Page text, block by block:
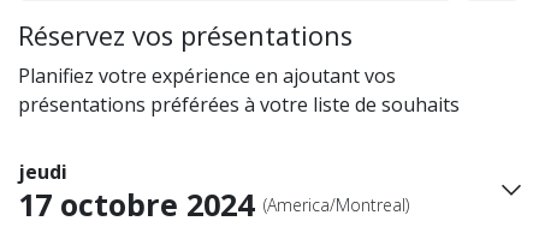
Réservez vos présentations
Planifiez votre expérience en ajoutant vos
présentations préférées à votre liste de souhaits
jeudi
17 octobre 2024 (America/Montreal)